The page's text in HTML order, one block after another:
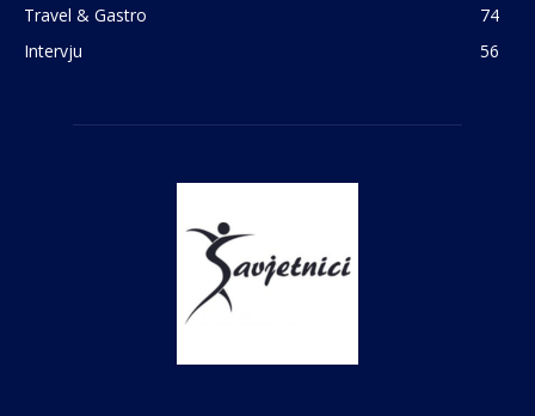
Travel & Gastro
74
Intervju
56